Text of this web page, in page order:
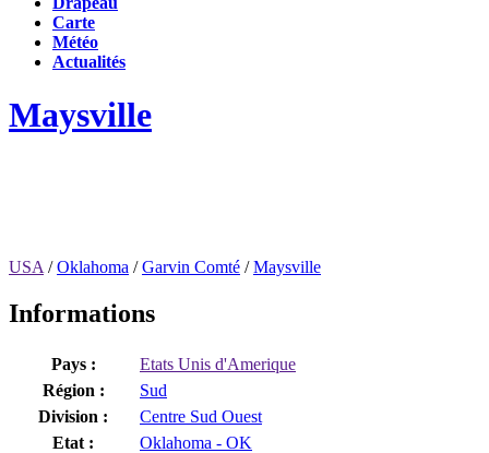
Carte
Météo
Actualités
Maysville
USA /Oklahoma /Garvin Comté /Maysville
Informations
Pays :
Etats Unis d'Amerique
Région :
Sud
Division :
Centre Sud Ouest
Etat :
Oklahoma - OK